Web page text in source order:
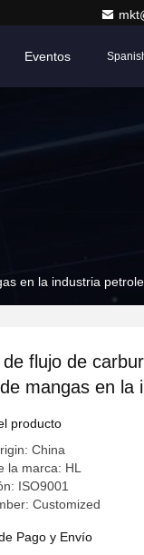
Eventos
en la industria
flujo de
mangas en la
producto
China
la marca: HL
ISO9001
Customized
Pago y Envío